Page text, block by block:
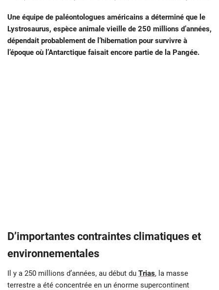
Une équipe de paléontologues américains a déterminé que le
Lystrosaurus, espèce animale vieille de 250 millions d’années,
dépendait probablement de l’hibernation pour survivre à
l’époque où l’Antarctique faisait encore partie de la Pangée.
D’importantes contraintes climatiques et
environnementales
Il y a 250 millions d’années, au début du Trias, la masse
terrestre a été concentrée en un énorme supercontinent